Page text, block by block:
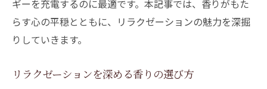
ギーを充電するのに最適です。本記事では、香りがもた
らす心の平穏とともに、リラクゼーションの魅力を深掘
りしていきます。
リラクゼーションを深める香りの選び方